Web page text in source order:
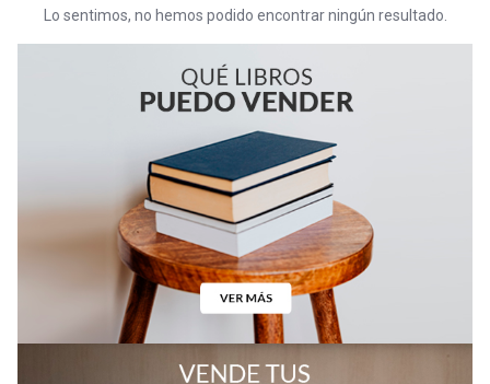
Lo sentimos, no hemos podido encontrar ningún resultado.